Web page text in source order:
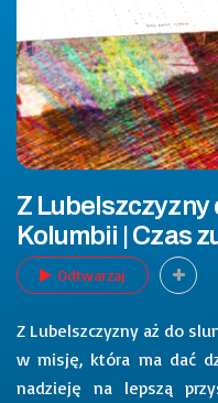
Z Lubelszczyzny
Kolumbii | Czas
Odtwarzaj
Z Lubelszczyzny aż do
w misję, która ma dać
nadzieję na lepszą